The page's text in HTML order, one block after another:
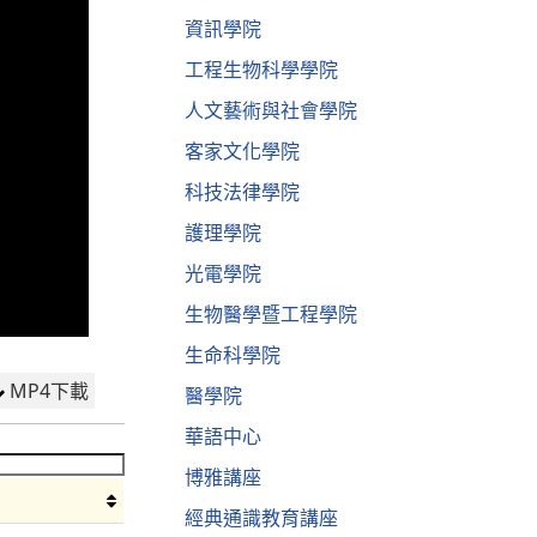
MP4下載
資訊學院
工程生物科學學院
人文藝術與社會學院
客家文化學院
科技法律學院
護理學院
光電學院
生物醫學暨工程學院
生命科學院
醫學院
華語中心
博雅講座
經典通識教育講座